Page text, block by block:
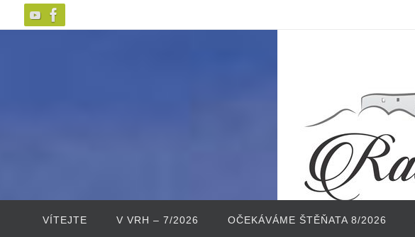
Přeskočit
VÍTEJTE V VRH – 7/2026 OČEKÁVÁME ŠTĚŇATA 8/2026